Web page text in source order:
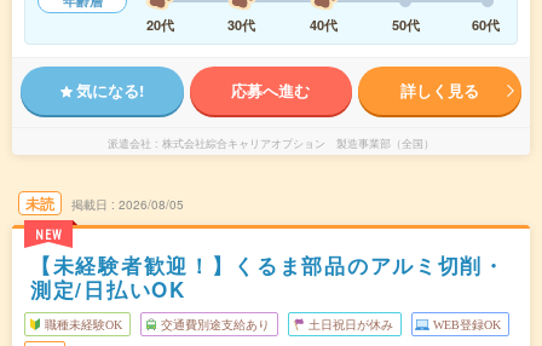
20代
30代 40代 50代 60代
気になる! 応募へ進む 詳しく見る
派遣会社 株式会社綜合キャリアオプション 製造事業部（全国）
未読
NEW
掲載日 2026/08/05
【未経験者歓迎！】くるま部品のアルミ切削・
測定/日払いOK
職種未経験OK 交通費別途支給あり 土日祝日が休み WEB登録OK